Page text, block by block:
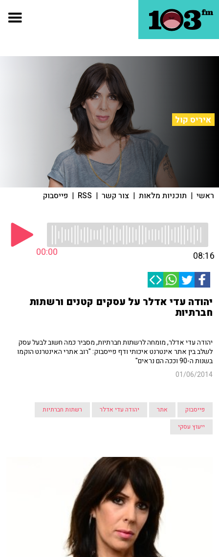
איריס קול
ראשי | תוכניות מלאות | צור קשר |
RSS
| פייסבוק
00:00 08:16
יהודה עדי אדלר על עסקים קטנים ורשתות
חברתיות
יהודה עדי אדלר, מומחה לרשתות חברתיות, מסביר כמה חשוב לבעל עסק
לשלב בין אתר אינטרנט איכותי ודף פייסבוק: "רוב אתרי האינטרנט הוקמו
בשנות ה-90 וככה הם נראים"
01/06/2014
פייסבוק אתר יהודה עדי אדלר
רשתות חברתיות
ייעוץ עסקי